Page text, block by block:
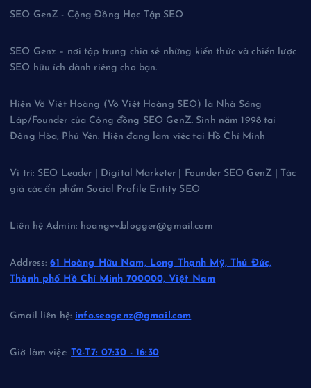
SEO GenZ - Cộng Đồng Học Tập SEO
SEO Genz – nơi tập trung chia sẻ những kiến thức và chiến lược
SEO hữu ích dành riêng cho bạn.
Hiện Võ Việt Hoàng (Võ Việt Hoàng SEO) là Nhà Sáng
Lập/Founder của Cộng đồng SEO GenZ. Sinh năm 1998 tại
Đông Hòa, Phú Yên. Hiện đang làm việc tại Hồ Chí Minh
Vị trí: SEO Leader | Digital Marketer | Founder SEO GenZ | Tác
giả các ấn phẩm Social Profile Entity SEO
Liên hệ Admin: hoangvv.blogger@gmail.com
Address:61 Hoàng Hữu Nam, Long Thạnh Mỹ, Thủ Đức,
Thành phố Hồ Chí Minh 700000, Việt Nam
Gmail liên hệ: info.seogenz@gmail.com
Giờ làm việc:T2-T7: 07:30 - 16:30